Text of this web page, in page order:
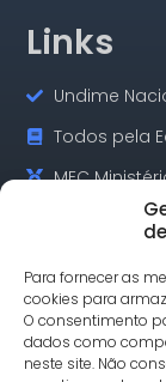
Para fornecer as
cookies para
O consentimento
dados como
neste site. Não
Links
Undime
Todos pela
MEC
GOV.BR